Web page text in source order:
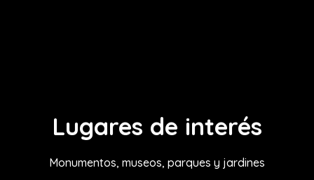
Lugares de interés
Monumentos, museos, parques y jardines